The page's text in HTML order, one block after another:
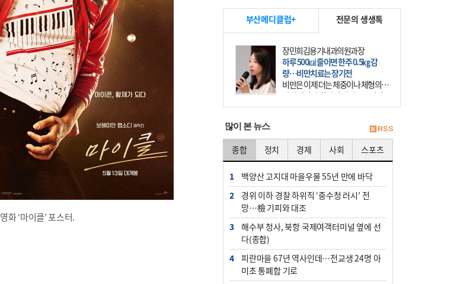
영화 ‘마이클’ 포스터.
부산메디클럽+ 전문의 생생톡
장민희김용기내과의원과장
하루 500㎉ 줄이면 한주 0.5㎏ 감
량…비만치료는 장기전
비만은 이제 더는 체중이나 체형의 문
제가 아니다. 하나의 질병으로 인지
하고 치료와 관리를 해야 한다. 세계
많이 본 뉴스
종합 정치 경제 사회 스포츠
1
백양산 고지대 마을우물 55년 만에 바닥
2
경위 이하 경찰 하위직 ‘중수청 러시’ 전
망…檢 기피와 대조
3
해수부 청사, 북항 국제여객터미널 옆에 선
다(종합)
4
피란마을 67년 역사인데…전교생 24명 아
미초 통폐합 기로